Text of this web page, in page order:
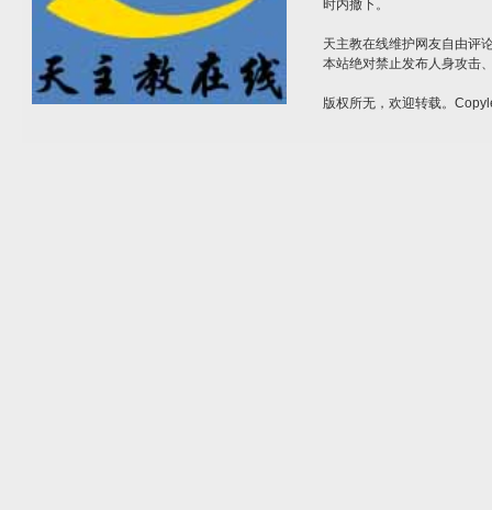
时内撤下。
天主教在线维护网友自由评
本站绝对禁止发布人身攻击
版权所无，欢迎转载。